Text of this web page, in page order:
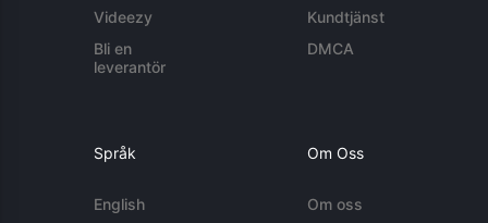
Videezy
Bli en
leverantör
Kundtjänst
DMCA
Språk
English
Om Oss
Om oss